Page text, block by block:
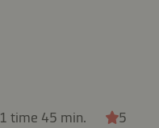
1 time 45 min. 5